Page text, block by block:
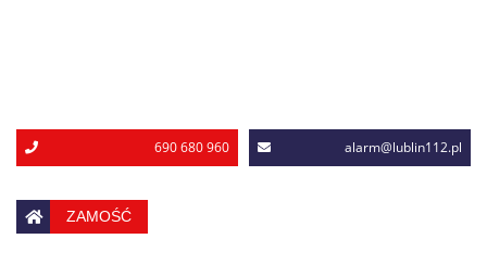
690 680 960 alarm@lublin112.pl
ZAMOŚĆ